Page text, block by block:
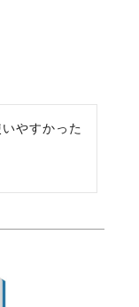
やすかった